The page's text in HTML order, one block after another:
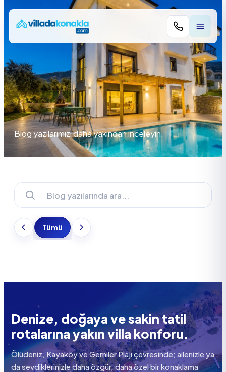
+90 532 724
Blog yazılarımızı daha yakından inceleyin.
Tümü
Denize, doğaya ve sakin tatil
rotalarına yakın villa konforu.
Ölüdeniz, Kayaköy ve Gemiler Plajı çevresinde; ailenizle ya
da sevdiklerinizle daha özgür, daha özel bir konaklama